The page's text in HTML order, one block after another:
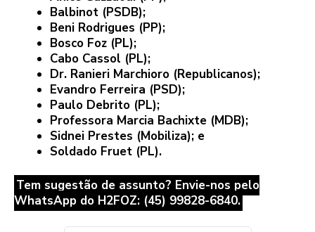
Balbinot (PSDB);
Beni Rodrigues (PP);
Bosco Foz (PL);
Cabo Cassol (PL);
Dr. Ranieri Marchioro (Republicanos);
Evandro Ferreira (PSD);
Paulo Debrito (PL);
Professora Marcia Bachixte (MDB);
Sidnei Prestes (Mobiliza); e
Soldado Fruet (PL).
Tem sugestão de assunto? Envie-nos pelo
WhatsApp do H2FOZ: (45) 99828-6840.